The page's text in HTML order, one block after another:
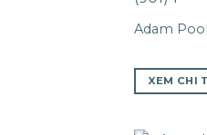
Adam
XEM CHI